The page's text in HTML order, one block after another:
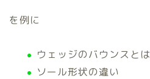
を例に
ウェッジのバウンスとは
ソール形状の違い